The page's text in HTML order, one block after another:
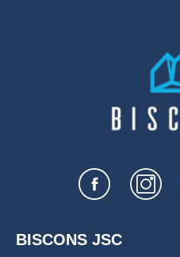
BISCONS JSC